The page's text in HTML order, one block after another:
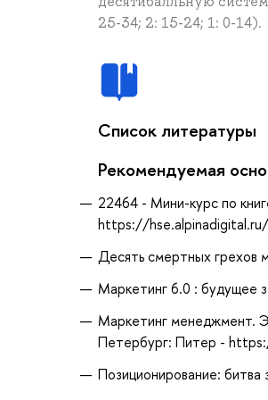
25-34; 2: 15-24; 1: 0-14).
Список литературы
Рекомендуемая
22464 - Мини-курс по
https://
Десять смертных грехов
Маркетинг 6.0 : будущее
Маркетинг менеджмент.
Петербург: Питер -
Позиционирование: